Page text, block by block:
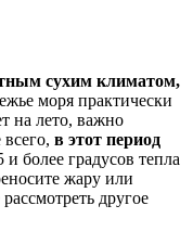
сухим климатом,
моря практически
на лето, важно
в этот период
и более градусов тепла
жару или
другое